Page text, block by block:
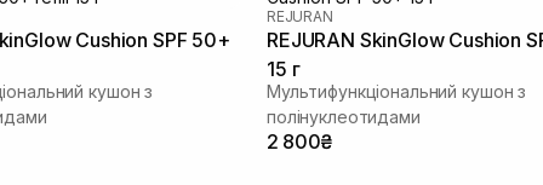
Cushion SPF 50+
кушон з
REJURAN
REJURAN SkinGlow Cushion
15 г
Мультифункціональний кушон з
полінуклеотидами
2 800₴